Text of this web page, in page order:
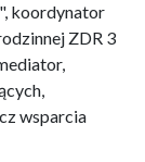
koordynator
ZDR 3
wsparcia